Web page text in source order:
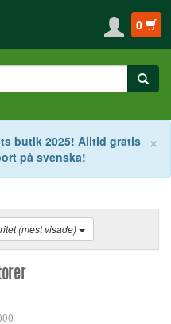
0
×
butik 2025! Alltid gratis
på svenska!
(mest visade)